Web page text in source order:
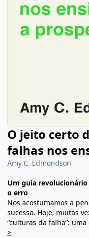
O jeito certo
falhas nos
Amy C. Edmondson
Um guia
o erro
Nos acostumamos a
sucesso. Hoje, muitas
“culturas da falha”:
>